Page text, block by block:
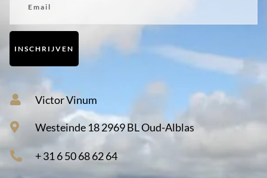
INSCHRIJVEN
Victor Vinum
Westeinde 18 2969 BL Oud-Alblas
+ 31 6 50 68 62 64